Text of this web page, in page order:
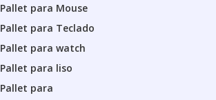
Pallet para Mouse
Pallet para Teclado
Pallet para watch
Pallet para liso
Pallet para